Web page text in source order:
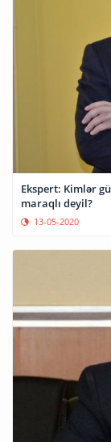
Ekspert: Kimlər
maraqlı deyil?
13-05-2020